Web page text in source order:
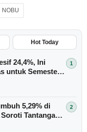
NOBU
Hot Today
24,4%, Ini
untuk Semester
5,29% di
Tantangan